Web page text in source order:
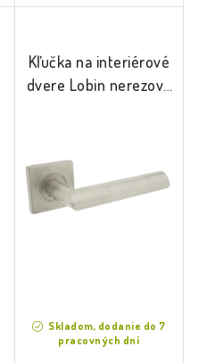
Kľučka na interiérové
dvere Lobin nerezová
Skladom, dodanie do 7
pracovných dní